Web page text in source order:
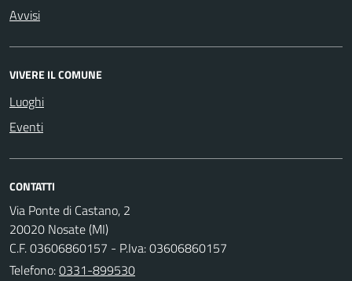
Avvisi
VIVERE IL COMUNE
Luoghi
Eventi
CONTATTI
Via Ponte di Castano, 2
20020 Nosate (MI)
C.F. 03606860157 - P.Iva: 03606860157
Telefono:0331-899530